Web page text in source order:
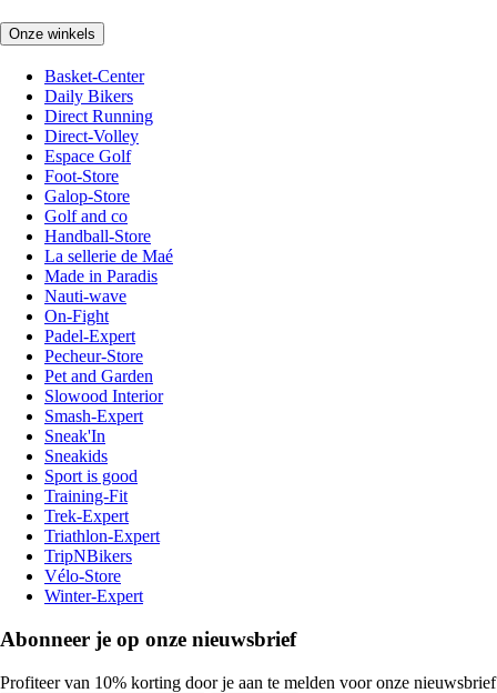
Onze winkels
Basket-Center
Daily Bikers
Direct Running
Direct-Volley
Espace Golf
Foot-Store
Galop-Store
Golf and co
Handball-Store
La sellerie de Maé
Made in Paradis
Nauti-wave
On-Fight
Padel-Expert
Pecheur-Store
Pet and Garden
Slowood Interior
Smash-Expert
Sneak'In
Sneakids
Sport is good
Training-Fit
Trek-Expert
Triathlon-Expert
TripNBikers
Vélo-Store
Winter-Expert
Abonneer je op onze nieuwsbrief
Profiteer van 10% korting door je aan te melden voor onze nieuwsbrief